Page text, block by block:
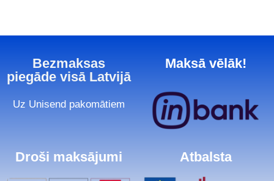
Bezmaksas
piegāde visā Latvijā
Uz Unisend pakomātiem
Maksā vēlāk!
Droši maksājumi Atbalsta